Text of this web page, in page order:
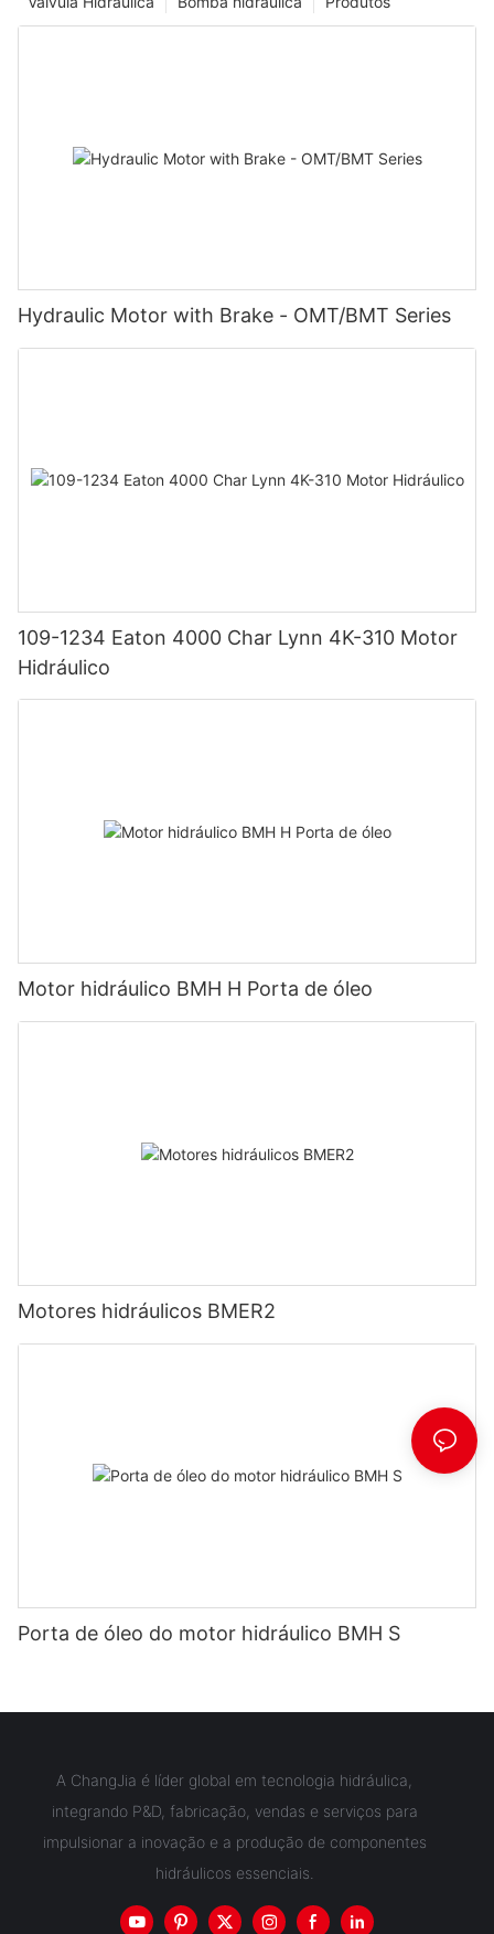
Hydraulic Motor with Brake - OMT/BMT Series
109-1234 Eaton 4000 Char Lynn 4K-310 Motor
Hidráulico
Motor hidráulico BMH H Porta de óleo
Motores hidráulicos BMER2
Porta de óleo do motor hidráulico BMH S
A ChangJia é líder global em tecnologia hidráulica,
integrando P&D, fabricação, vendas e serviços para
impulsionar a inovação e a produção de componentes
hidráulicos essenciais.